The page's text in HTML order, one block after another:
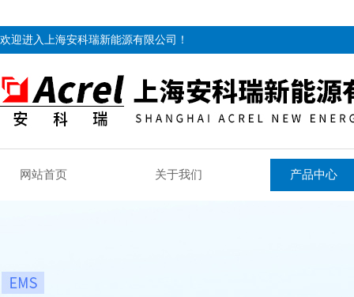
欢迎进入上海安科瑞新能源有限公司！
网站首页 关于我们 产品中心